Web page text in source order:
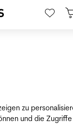
zu
und die